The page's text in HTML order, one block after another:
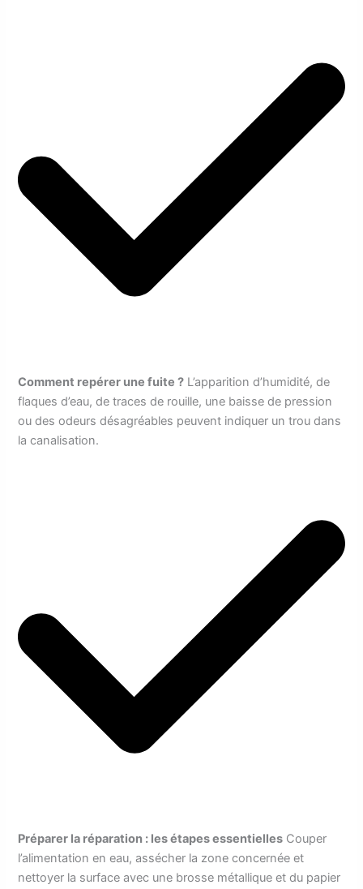
Comment repérer une fuite ? L’apparition d’humidité, de
flaques d’eau, de traces de rouille, une baisse de pression
ou des odeurs désagréables peuvent indiquer un trou dans
la canalisation.
Préparer la réparation : les étapes essentielles Couper
l’alimentation en eau, assécher la zone concernée et
nettoyer la surface avec une brosse métallique et du papier